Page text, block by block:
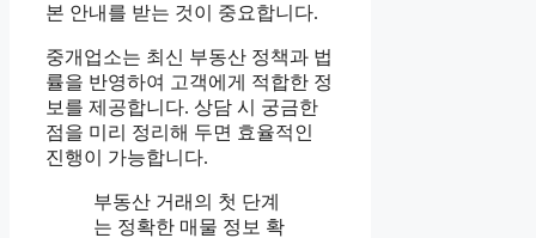
본 안내를 받는 것이 중요합니다.
중개업소는 최신 부동산 정책과 법
률을 반영하여 고객에게 적합한 정
보를 제공합니다. 상담 시 궁금한
점을 미리 정리해 두면 효율적인
진행이 가능합니다.
부동산 거래의 첫 단계
는 정확한 매물 정보 확